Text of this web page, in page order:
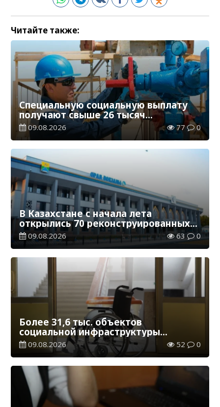
Читайте также:
Специальную социальную выплату
получают свыше 26 тысяч
работников, занятых во вредных
условиях труда
09.08.2026 77 0
В Казахстане с начала лета
открылись 70 реконструированных
железнодорожных вокзалов
09.08.2026 63 0
Более 31,6 тыс. объектов
социальной инфраструктуры
адаптированы для лиц с
инвалидностью
09.08.2026 52 0